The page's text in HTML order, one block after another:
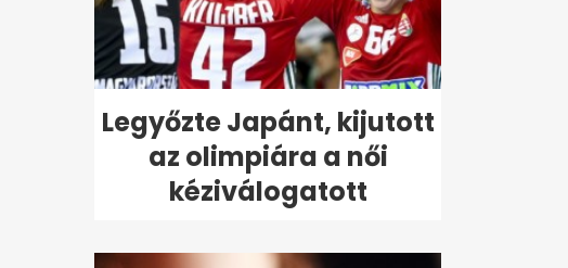
Legyőzte Japánt, kijutott
az olimpiára a női
kéziválogatott